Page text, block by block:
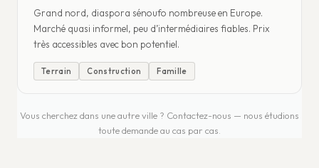
Grand nord, diaspora sénoufo nombreuse en Europe.
Marché quasi informel, peu d’intermédiaires fiables. Prix
très accessibles avec bon potentiel.
Terrain Construction Famille
Vous cherchez dans une autre ville ? Contactez-nous — nous étudions
toute demande au cas par cas.